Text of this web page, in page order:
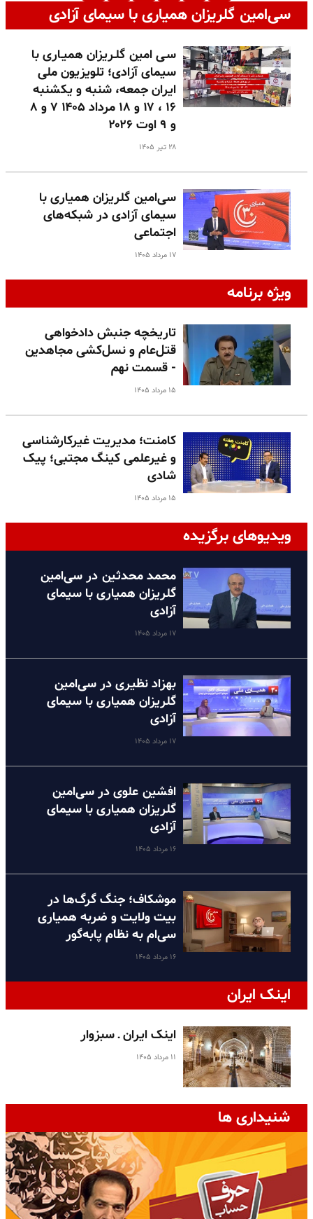
سی‌امین گلریزان همیاری با سیمای آزادی
سـی امین گلـریزان همیـاری با
سیمای آزادی؛ تلویزیون ملی
ایران جمعه، شنبه و یکشنبه
۱۶ ، ۱۷ و ۱۸ مرداد ۱۴۰۵ ۷ و ۸
و ۹ اوت ۲۰۲۶
۲۸ تیر ۱۴۰۵
سی‌امین گلریزان همیاری با
سیمای آزادی در شبکه‌های
اجتماعی
۱۷ مرداد ۱۴۰۵
ویژه برنامه
تاریخچه جنبش دادخواهی
قتل‌عام و نسل‌کشی مجاهدین
- قسمت نهم
۱۵ مرداد ۱۴۰۵
کامنت؛ مدیریت غیرکارشناسی
و غیرعلمی کینگ مجتبی؛ پیک
شادی
۱۵ مرداد ۱۴۰۵
ویدیوهای برگزیده
محمد محدثین در سی‌امین
گلریزان همیاری با سیمای
آزادی
۱۷ مرداد ۱۴۰۵
بهزاد نظیری در سی‌امین
گلریزان همیاری با سیمای
آزادی
۱۷ مرداد ۱۴۰۵
افشین علوی در سی‌امین
گلریزان همیاری با سیمای
آزادی
۱۶ مرداد ۱۴۰۵
موشکاف؛ جنگ گرگ‌ها در
بیت ولایت و ضربه همیاری
سی‌ام به نظام پا‌به‌گور
۱۶ مرداد ۱۴۰۵
اینک ایران
اینک ایران ـ سبزوار
۱۱ مرداد ۱۴۰۵
شنیداری ها